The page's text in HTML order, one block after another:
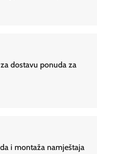
dostavu ponuda za
i montaža namještaja